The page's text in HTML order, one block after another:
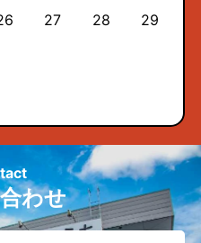
27 28 29
わせ